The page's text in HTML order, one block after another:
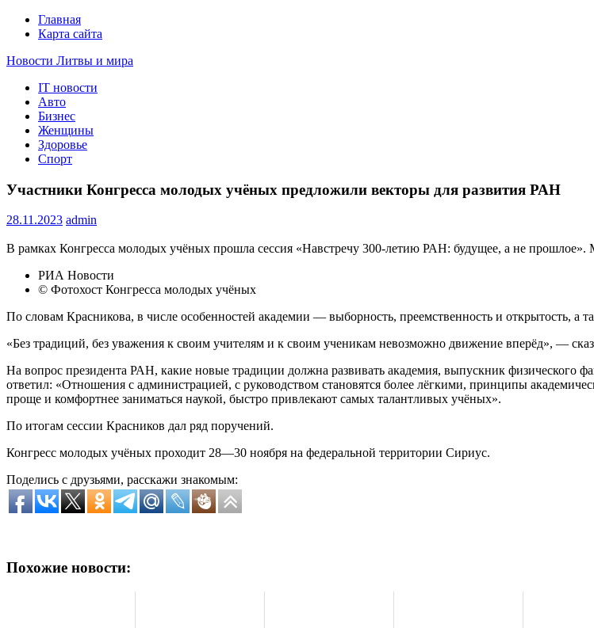
Главная
Карта сайта
Новости Литвы и мира
Свежие события и главные новости часа Литвы и мира на портале EUROLITVA.RU
IT новости
Авто
Бизнес
Женщины
Здоровье
Спорт
Участники Конгресса молодых учёных предложили векторы для развития РАН
28.11.2023 admin
В рамках Конгресса молодых учёных прошла сессия «Навстречу 300-летию РАН: будущее, а не
РИА Новости
© Фотохост Конгресса молодых учёных
По словам Красникова, в числе особенностей академии — выборность, преемственность и открытость, а
«Без традиций, без уважения к своим учителям и к своим ученикам невозможно движение вперёд», —
На вопрос президента РАН, какие новые традиции должна развивать академия, выпускник физического
ответил: «Отношения с администрацией, с руководством становятся более лёгкими, принципы
проще и комфортнее заниматься наукой, быстро привлекают самых талантливых учёных».
По итогам сессии Красников дал ряд поручений.
Конгресс молодых учёных проходит 28—30 ноября на федеральной территории Сириус.
Поделись с друзьями, расскажи знакомым:
Похожие новости: